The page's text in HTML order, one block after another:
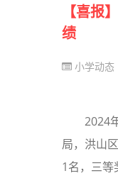
【喜
绩
小学动态
2024
局，洪山
1名，三等